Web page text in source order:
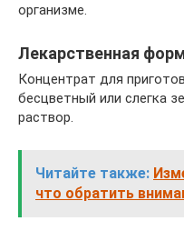
организме.
Лекарственная
Концентрат для
бесцветный или слегка
раствор.
Читайте также:
что обратить